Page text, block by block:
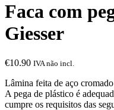
Faca com
Giesser
€10.90 IVA não incl.
Lâmina feita de aço
A pega de plástico é
cumpre os requisitos das